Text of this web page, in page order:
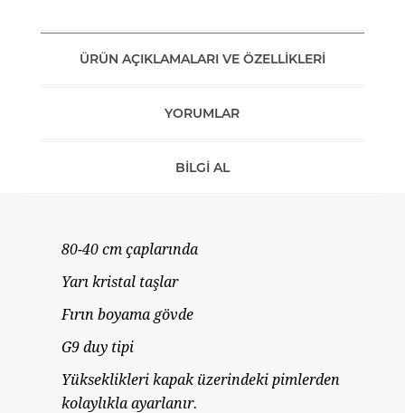
ÜRÜN AÇIKLAMALARI VE ÖZELLIKLERI
YORUMLAR
BILGI AL
80-40 cm çaplarında
Yarı kristal taşlar
Fırın boyama gövde
G9 duy tipi
Yükseklikleri kapak üzerindeki pimlerden
kolaylıkla ayarlanır.